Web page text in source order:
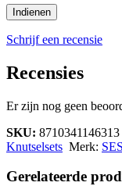
Schrijf een recensie
Recensies
Er zijn nog geen
SKU: 8710341146313
Knutselsets Merk: SES
Gerelateerde